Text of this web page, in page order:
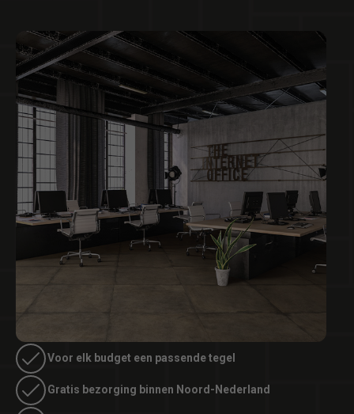
Voor elk budget een passende tegel
Gratis bezorging binnen Noord-Nederland